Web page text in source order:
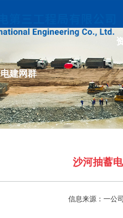
电建网群
沙河抽蓄
信息来源：一公